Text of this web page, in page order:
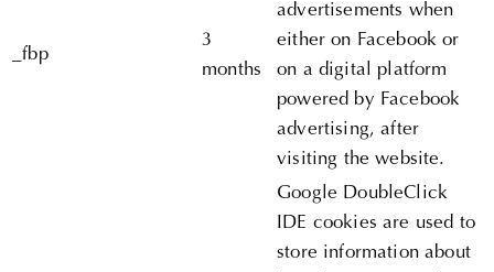
_fbp
3
months
advertisements when
either on Facebook or
on a digital platform
powered by Facebook
advertising, after
visiting the website.
Google DoubleClick
IDE cookies are used to
store information about